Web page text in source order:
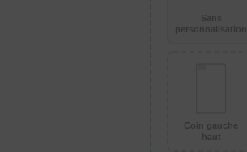
Sans
personnalisation
Coin gauche
haut